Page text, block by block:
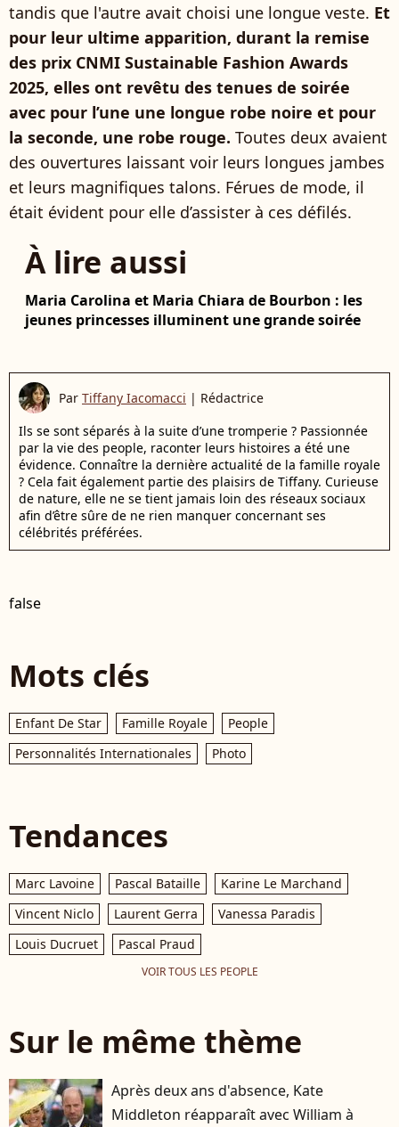
tandis que l'autre avait choisi une longue veste. Et
pour leur ultime apparition, durant la remise
des prix CNMI Sustainable Fashion Awards
2025, elles ont revêtu des tenues de soirée
avec pour l’une une longue robe noire et pour
la seconde, une robe rouge. Toutes deux avaient
des ouvertures laissant voir leurs longues jambes
et leurs magnifiques talons. Férues de mode, il
était évident pour elle d’assister à ces défilés.
À lire aussi
Maria Carolina et Maria Chiara de Bourbon : les
jeunes princesses illuminent une grande soirée
Par Tiffany Iacomacci | Rédactrice
Ils se sont séparés à la suite d’une tromperie ? Passionnée
par la vie des people, raconter leurs histoires a été une
évidence. Connaître la dernière actualité de la famille royale
? Cela fait également partie des plaisirs de Tiffany. Curieuse
de nature, elle ne se tient jamais loin des réseaux sociaux
afin d’être sûre de ne rien manquer concernant ses
célébrités préférées.
false
Mots clés
Enfant De Star Famille Royale
People
Personnalités Internationales
Photo
Tendances
Marc Lavoine Pascal Bataille
Karine Le Marchand
Vincent Niclo
Laurent Gerra
Vanessa Paradis
Louis Ducruet
Pascal Praud
VOIR TOUS LES PEOPLE
Sur le même thème
Après deux ans d'absence, Kate
Middleton réapparaît avec William à